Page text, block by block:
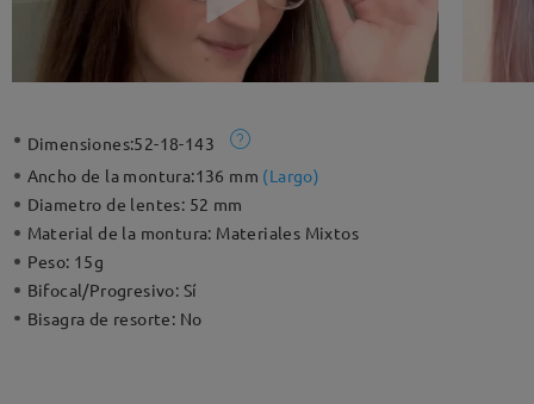
Dimensiones:52-18-143
Ancho de la montura:136 mm (Largo)
Diametro de lentes: 52 mm
Material de la montura: Materiales Mixtos
Peso: 15g
Bifocal/Progresivo: Sí
Bisagra de resorte: No